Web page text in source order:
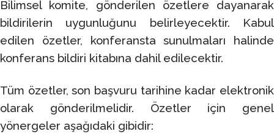
Bilimsel komite, gönderilen özetlere dayanarak
bildirilerin uygunluğunu belirleyecektir. Kabul
edilen özetler, konferansta sunulmaları halinde
konferans bildiri kitabına dahil edilecektir.
Tüm özetler, son başvuru tarihine kadar elektronik
olarak gönderilmelidir. Özetler için genel
yönergeler aşağıdaki gibidir: